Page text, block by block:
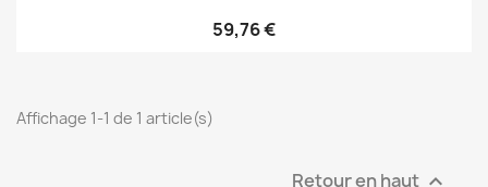
59,76 €
Affichage 1-1 de 1 article(s)
Retour en haut 